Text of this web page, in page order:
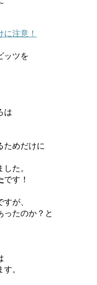
注意！
ッツを
は
ためだけに
た。
です！
が、
たのか？と
。